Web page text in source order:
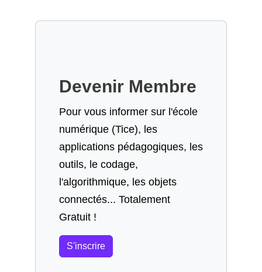
Devenir Membre
Pour vous informer sur l'école
numérique (Tice), les
applications pédagogiques, les
outils, le codage,
l'algorithmique, les objets
connectés... Totalement
Gratuit !
S'inscrire